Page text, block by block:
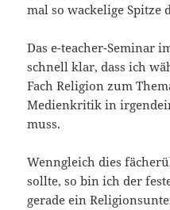
mal so wackelige Spitze
Das e-teacher-Seminar
schnell klar, dass ich
Fach Religion zum
Medienkritik in
muss.
Wenngleich dies
sollte, so bin ich der
gerade ein